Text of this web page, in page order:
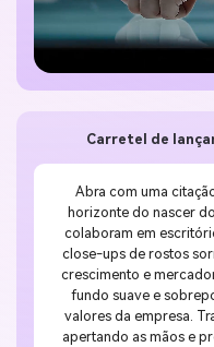
Carretel de
Abra com uma
horizonte do nascer
colaboram em
close-ups de rostos
crescimento e
fundo suave e
valores da empresa.
apertando as mãos e